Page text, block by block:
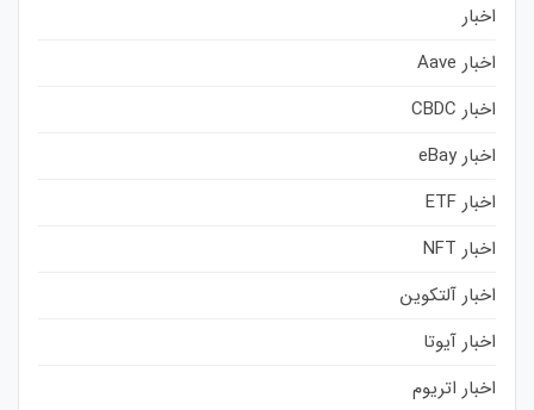
اخبار
اخبار Aave
اخبار CBDC
اخبار eBay
اخبار ETF
اخبار NFT
اخبار آلتکوین
اخبار آیوتا
اخبار اتریوم